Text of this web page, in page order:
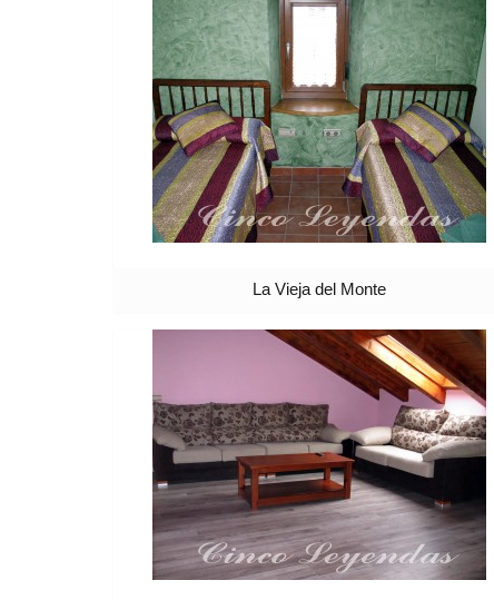
La Vieja del Monte